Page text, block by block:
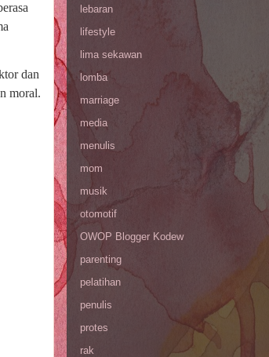
dan
moral.
lebaran
lifestyle
lima sekawan
lomba
marriage
media
menulis
mom
musik
otomotif
OWOP Blogger Kodew
parenting
pelatihan
penulis
protes
rak